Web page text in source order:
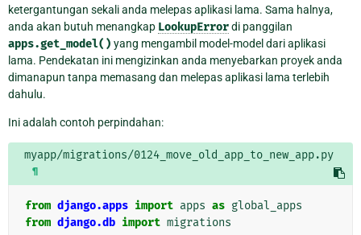
ketergantungan sekali anda melepas aplikasi lama. Sama halnya,
anda akan butuh menangkap LookupErrordi panggilan
apps.get_model() yang mengambil model-model dari aplikasi
lama. Pendekatan ini mengizinkan anda menyebarkan proyek anda
dimanapun tanpa memasang dan melepas aplikasi lama terlebih
dahulu.
Ini adalah contoh perpindahan:
myapp/migrations/0124_move_old_app_to_new_app.py
¶
from django.apps import apps as global_apps
from django.db import migrations